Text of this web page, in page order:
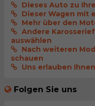
Dieses Auto zu
Dieser Wagen mit
Mehr über den
Andere
auswählen
Nach weiteren
schauen
Uns erlauben
Folgen Sie uns